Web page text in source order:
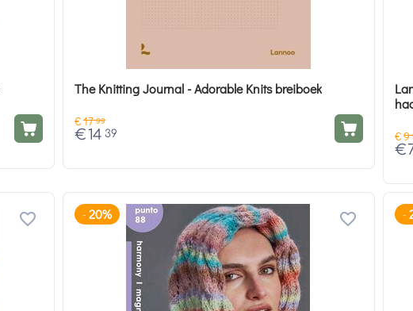
The Knitting Journal - Adorable Knits breiboek
€17 99
€14 39 €9
€
- 20% -